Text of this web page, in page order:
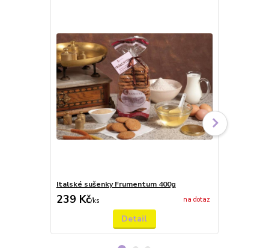
Italské sušenky Frumentum 400g
239 Kč/ks na dotaz
Detail